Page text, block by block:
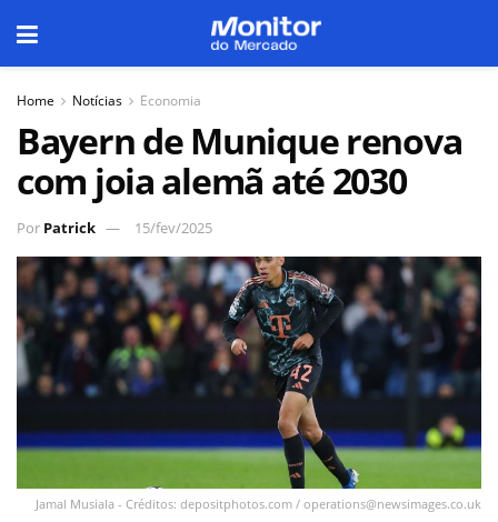
Home Notícias Economia
Bayern de Munique renova
com joia alemã até 2030
Por Patrick 15/fev/2025
Jamal Musiala - Créditos: depositphotos.com / operations@newsimages.co.uk